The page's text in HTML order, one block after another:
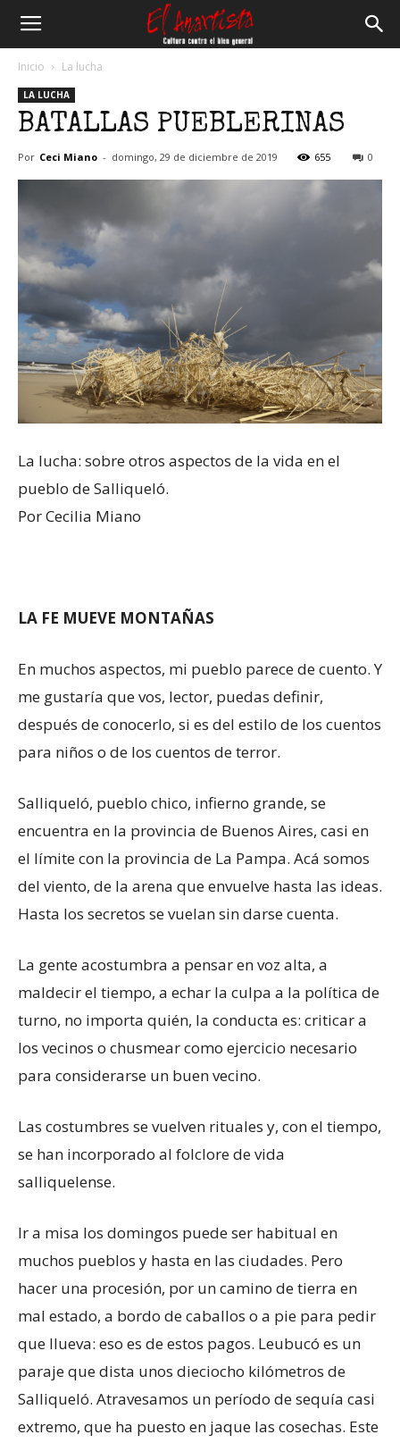
Anartista
Inicio La lucha
LA LUCHA
BATALLAS PUEBLERINAS
Por Ceci Miano - domingo, 29 de diciembre de 2019 655 0
La lucha: sobre otros aspectos de la vida en el
pueblo de Salliqueló.
Por Cecilia Miano
LA FE MUEVE MONTAÑAS
En muchos aspectos, mi pueblo parece de cuento. Y
me gustaría que vos, lector, puedas definir,
después de conocerlo, si es del estilo de los cuentos
para niños o de los cuentos de terror.
Salliqueló, pueblo chico, infierno grande, se
encuentra en la provincia de Buenos Aires, casi en
el límite con la provincia de La Pampa. Acá somos
del viento, de la arena que envuelve hasta las ideas.
Hasta los secretos se vuelan sin darse cuenta.
La gente acostumbra a pensar en voz alta, a
maldecir el tiempo, a echar la culpa a la política de
turno, no importa quién, la conducta es: criticar a
los vecinos o chusmear como ejercicio necesario
para considerarse un buen vecino.
Las costumbres se vuelven rituales y, con el tiempo,
se han incorporado al folclore de vida
salliquelense.
Ir a misa los domingos puede ser habitual en
muchos pueblos y hasta en las ciudades. Pero
hacer una procesión, por un camino de tierra en
mal estado, a bordo de caballos o a pie para pedir
que llueva: eso es de estos pagos. Leubucó es un
paraje que dista unos dieciocho kilómetros de
Salliqueló. Atravesamos un período de sequía casi
extremo, que ha puesto en jaque las cosechas. Este